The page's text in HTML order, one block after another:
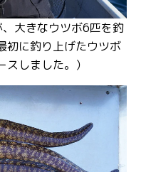
大きなウツボ6匹を釣
初に釣り上げたウツボ
しました。）